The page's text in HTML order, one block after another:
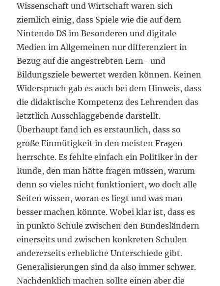
Wissenschaft und Wirtschaft waren sich
ziemlich einig, dass Spiele wie die auf dem
Nintendo DS im Besonderen und digitale
Medien im Allgemeinen nur differenziert in
Bezug auf die angestrebten Lern- und
Bildungsziele bewertet werden können. Keinen
Widerspruch gab es auch bei dem Hinweis, dass
die didaktische Kompetenz des Lehrenden das
letztlich Ausschlaggebende darstellt.
Überhaupt fand ich es erstaunlich, dass so
große Einmütigkeit in den meisten Fragen
herrschte. Es fehlte einfach ein Politiker in der
Runde, den man hätte fragen müssen, warum
denn so vieles nicht funktioniert, wo doch alle
Seiten wissen, woran es liegt und was man
besser machen könnte. Wobei klar ist, dass es
in punkto Schule zwischen den Bundesländern
einerseits und zwischen konkreten Schulen
andererseits erhebliche Unterschiede gibt.
Generalisierungen sind da also immer schwer.
Nachdenklich machen sollte einen aber die